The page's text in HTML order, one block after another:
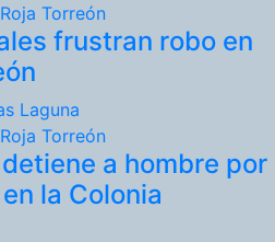
Torreón
frustran robo en
Laguna
Torreón
a hombre por
la Colonia